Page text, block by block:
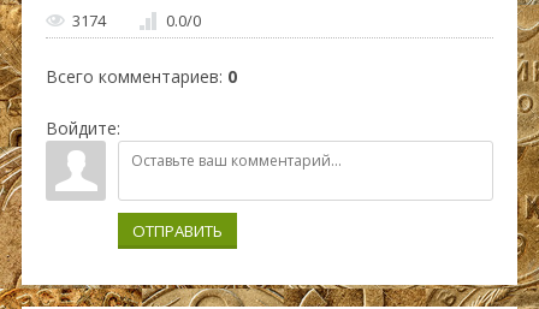
3174
0.0/0
Всего комментариев: 0
Войдите:
ОТПРАВИТЬ